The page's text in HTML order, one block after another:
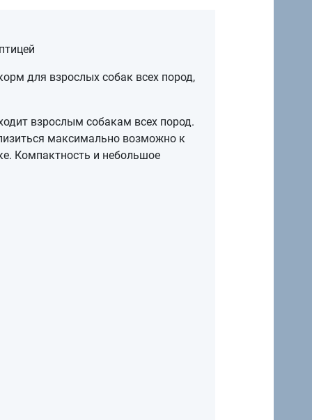
для взрослых собак всех пород,
взрослым собакам всех пород.
максимально возможно к
Компактность и небольшое